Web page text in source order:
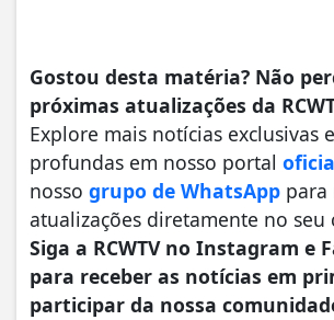
Gostou desta matéria? Não
próximas atualizações da
Explore mais notícias exclusivas
profundas em nosso portal
nosso grupo de WhatsApp para
atualizações diretamente no seu
Siga a RCWTV no Instagram e
para receber as notícias em
participar da nossa